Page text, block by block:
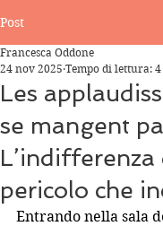
Post
Les
se mangent
pericolo che
Francesca Oddone
24 nov 2025 Tempo di lettura:
Entrando nella sala